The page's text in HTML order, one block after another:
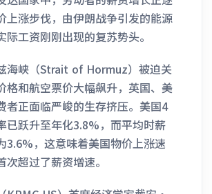
上涨步伐，由伊朗战争引发的能源
际工资刚刚出现的复苏势头。
海峡（Strait of Hormuz）被迫关
格和航空票价大幅飙升，英国、美
者正面临严峻的生存挤压。美国4
已跃升至年化3.8%，而平均时薪
3.6%，这意味着美国物价上涨速
次超过了薪资增速。